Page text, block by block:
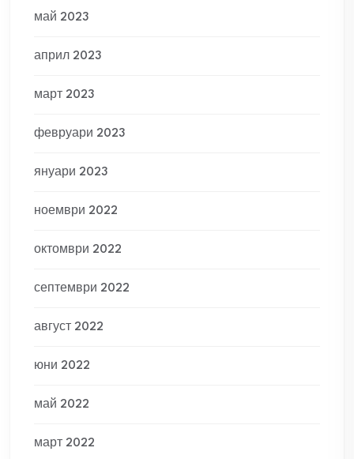
май 2023
април 2023
март 2023
февруари 2023
януари 2023
ноември 2022
октомври 2022
септември 2022
август 2022
юни 2022
май 2022
март 2022